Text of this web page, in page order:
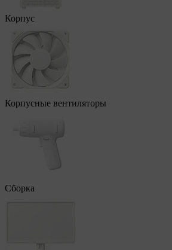
Корпус
Корпусные вентиляторы
Сборка